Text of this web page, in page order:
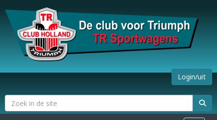
Login/uit